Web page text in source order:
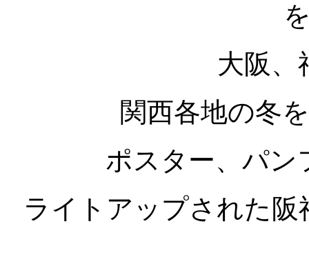
大阪
関西各地の冬
ポスター、パン
ライトアップされた